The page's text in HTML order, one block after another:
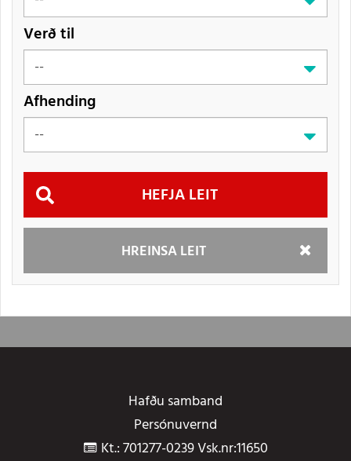
Verð til
Afhending
HREINSA LEIT
Hefja
Hafðu samband
Persónuvernd
Kt.: 701277-0239 Vsk.nr:11650